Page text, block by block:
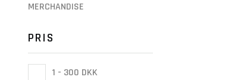
MERCHANDISE
PRIS
1 - 300 DKK